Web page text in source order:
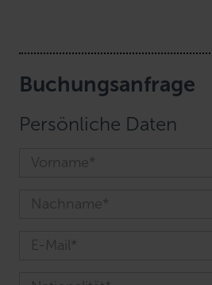
Buchungsanfrage
Persönliche Daten